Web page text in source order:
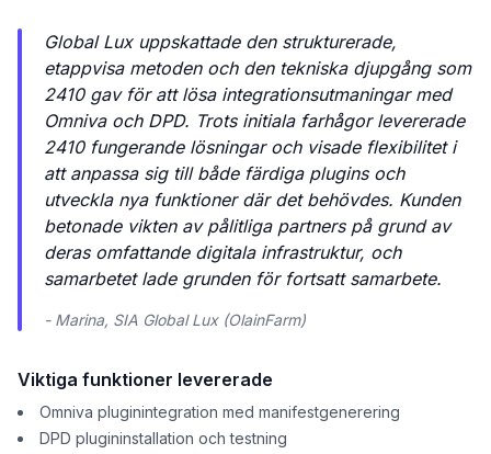
Global Lux uppskattade den strukturerade,
etappvisa metoden och den tekniska djupgång som
2410 gav för att lösa integrationsutmaningar med
Omniva och DPD. Trots initiala farhågor levererade
2410 fungerande lösningar och visade flexibilitet i
att anpassa sig till både färdiga plugins och
utveckla nya funktioner där det behövdes. Kunden
betonade vikten av pålitliga partners på grund av
deras omfattande digitala infrastruktur, och
samarbetet lade grunden för fortsatt samarbete.
- Marina, SIA Global Lux (OlainFarm)
Viktiga funktioner levererade
Omniva pluginintegration med manifestgenerering
DPD plugininstallation och testning